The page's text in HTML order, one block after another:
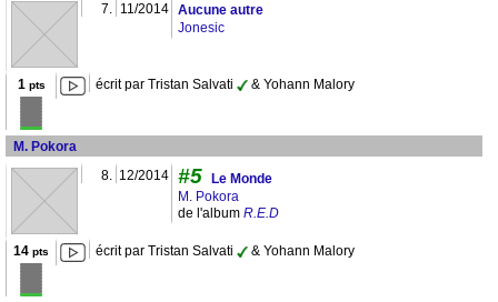
7. 11/2014
Aucune autre
Jonesic
1 pts écrit par Tristan Salvati & Yohann Malory
M. Pokora
8. 12/2014 #5
Le Monde
M. Pokora
de l'album R.E.D
14 pts écrit par Tristan Salvati & Yohann Malory